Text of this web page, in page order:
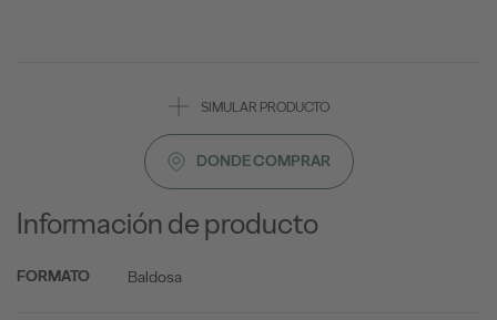
SIMULAR PRODUCTO
DONDE COMPRAR
Información de producto
FORMATO Baldosa